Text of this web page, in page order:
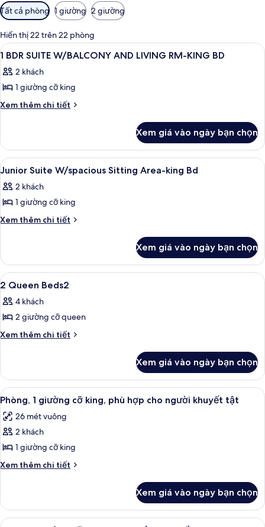
Bộ
lọc
có
thể
dùng
để
lọc
tìm
phòng
Tất cả phòng 1 giường 2 giường
Hiển thị 22 trên 22 phòng
Xem
tất
cả
ảnh
1
W/BALCONY
AND
LIVING
RM-
KING
Minibar, két bảo mật tại phòng, bàn
10
1 BDR SUITE W/BALCONY AND LIVING RM-KING BD
2 khách
1 giường cỡ king
Xem thêm chi tiết
Chi
1
BDR
SUITE
AND
LIVING
KING
Xem giá vào ngày bạn chọn
Xem
tất
cả
ảnh
Junior
Sitting
Area-
king
Bd
Minibar, két bảo mật tại phòng, bàn
7
Junior Suite W/spacious Sitting Area-king Bd
2 khách
1 giường cỡ king
Xem thêm chi tiết
Chi
Junior
Suite
W/spacious
Area-
king
Xem giá vào ngày bạn chọn
Xem
tất
cả
ảnh
2
Minibar, két bảo mật tại phòng, bàn
2
2 Queen Beds2
4 khách
2 giường cỡ queen
Xem thêm chi tiết
Chi
2
Queen
Beds2
Xem giá vào ngày bạn chọn
Xem
tất
cả
ảnh
Phòng,
1
king,
phù
Minibar, két bảo mật tại phòng, bàn
8
Phòng, 1 giường cỡ king, phù hợp cho người khuyết tật
26 mét vuông
2 khách
1 giường cỡ king
Xem thêm chi tiết
Chi
Phòng,
Xem giá vào ngày bạn chọn
Xem
Minibar, két bảo mật tại phòng, bàn